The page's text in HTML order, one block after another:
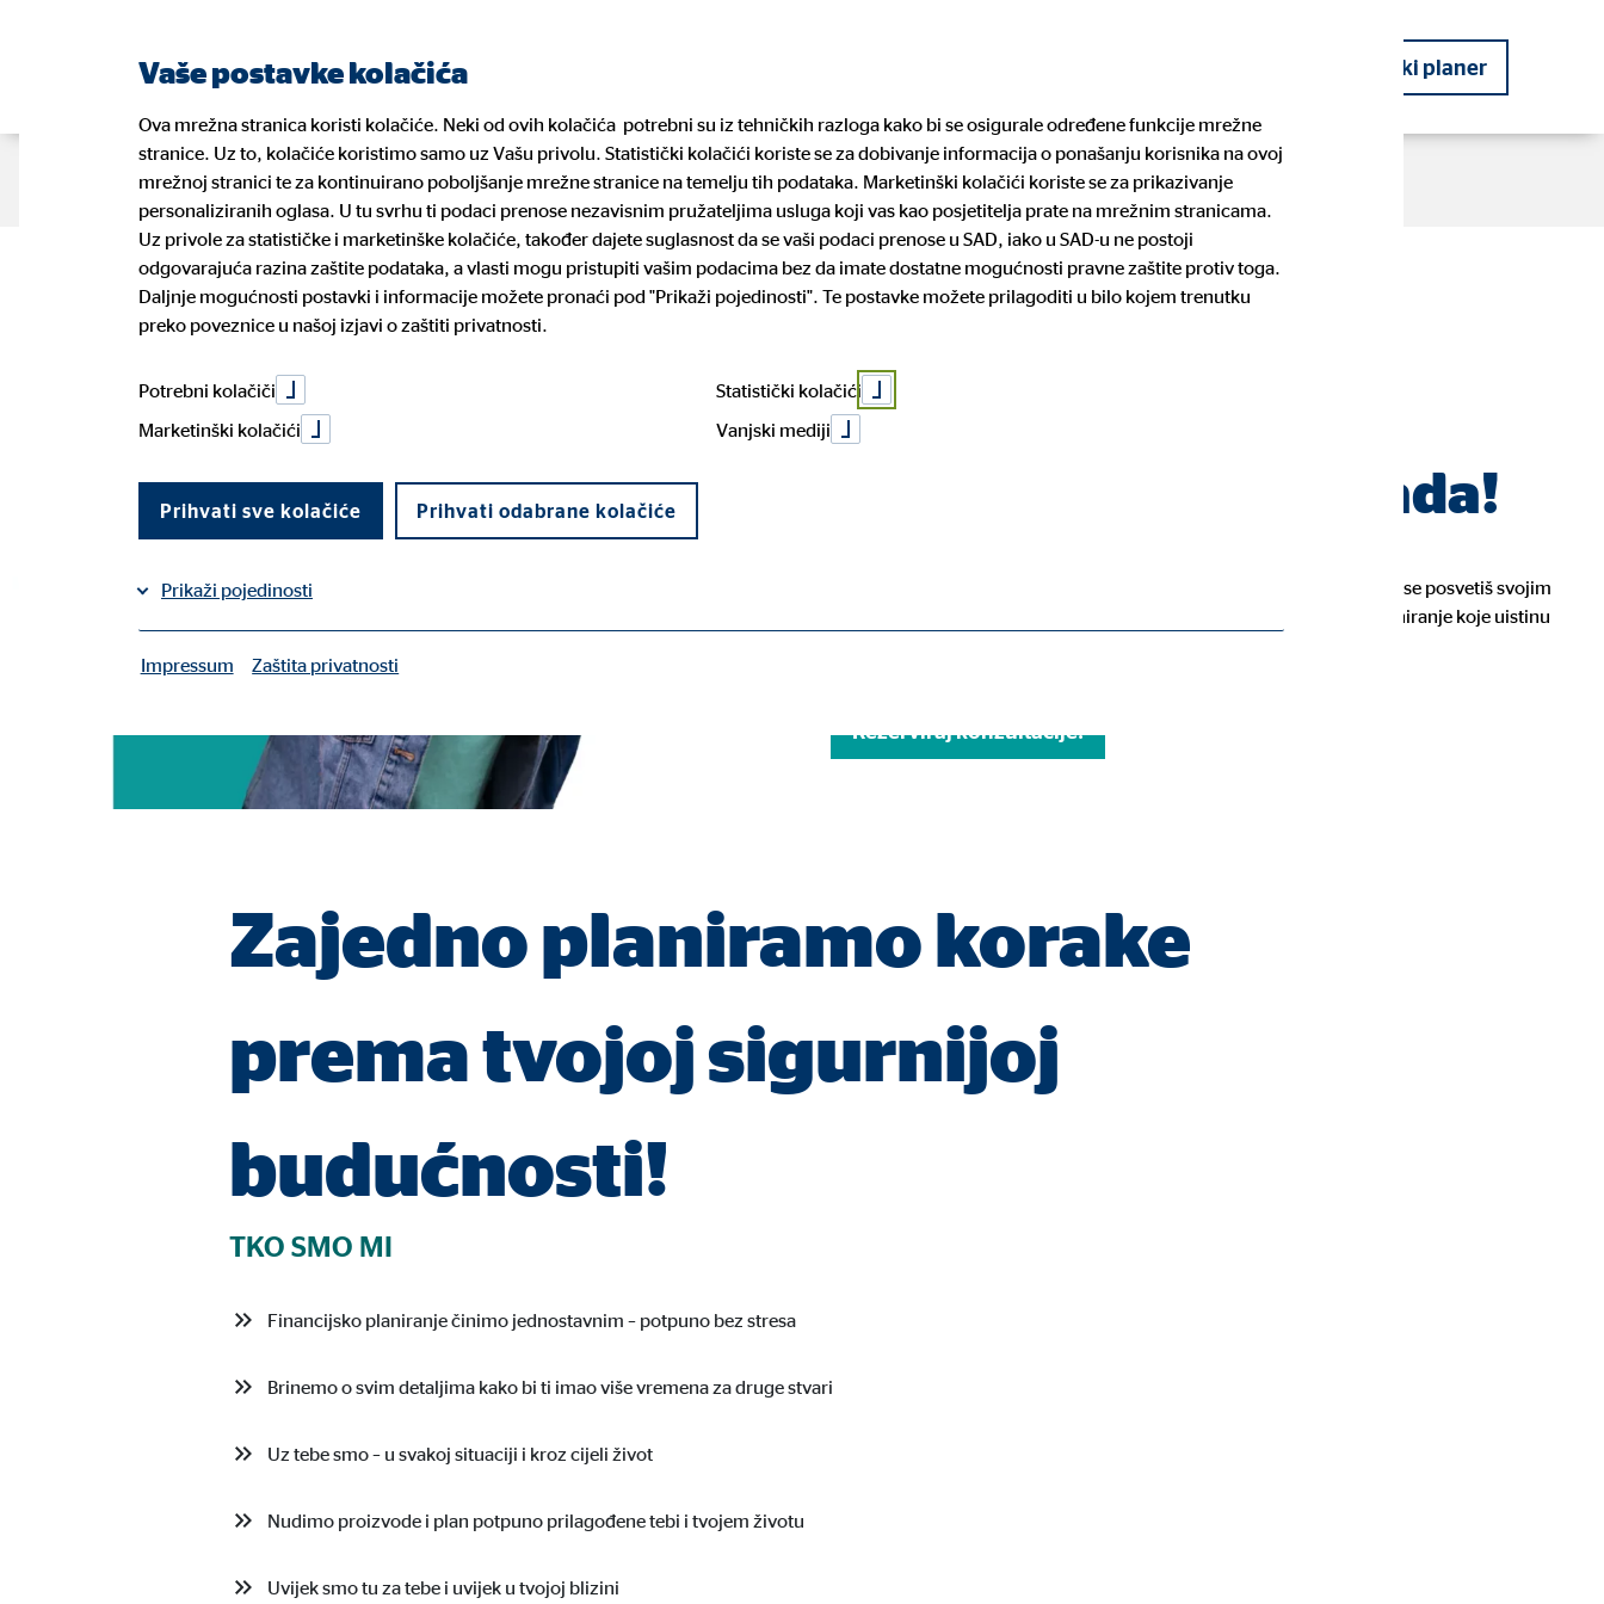
Postanite financijski planer
O nama
Naši financijski planeri Naši partneri Povijest tvrtke OVB Priče
Naše usluge
Vaše zdravlje Vaše osiguranje Dom i mobilnost Planiranje budućnosti
Dogovorite konzultacije
Blog Karijera
Prednosti posla financijskog
planera
Prilika za posao Prilika za napredovanje
Pronađite kontakt osobu i prijavite
se
Mediji Pravne informacije
GDPR
Informacije o sustavu zaštite
ulagatelja
Prijava nepravilnosti Stambeno potrošačko kreditiranje
Razmisli o svojoj
budućnosti. Tvoja
budućnost počinje sada!
Zašto čekati kada je riječ o tvojoj budućnosti? Sada je pravo vrijeme da se posvetiš svojim
ciljevima, snovima i planovima. Uz nas možeš pronaći financijsko planiranje koje uistinu
Rezerviraj konzultacije!
Zajedno planiramo korake
prema tvojoj sigurnijoj
budućnosti!
TKO SMO MI
Financijsko planiranje činimo jednostavnim – potpuno bez stresa
Brinemo o svim detaljima kako bi ti imao više vremena za druge stvari
Uz tebe smo – u svakoj situaciji i kroz cijeli život
Nudimo proizvode i plan potpuno prilagođene tebi i tvojem životu
Uvijek smo tu za tebe i uvijek u tvojoj blizini
Vaše postavke kolačića
Ova mrežna stranica koristi kolačiće. Neki od ovih kolačića potrebni su iz tehničkih razloga kako bi se osigurale određene funkcije mrežne
stranice. Uz to, kolačiće koristimo samo uz Vašu privolu. Statistički kolačići koriste se za dobivanje informacija o ponašanju korisnika na ovoj
mrežnoj stranici te za kontinuirano poboljšanje mrežne stranice na temelju tih podataka. Marketinški kolačići koriste se za prikazivanje
personaliziranih oglasa. U tu svrhu ti podaci prenose nezavisnim pružateljima usluga koji vas kao posjetitelja prate na mrežnim stranicama.
Uz privole za statističke i marketinške kolačiće, također dajete suglasnost da se vaši podaci prenose u SAD, iako u SAD-u ne postoji
odgovarajuća razina zaštite podataka, a vlasti mogu pristupiti vašim podacima bez da imate dostatne mogućnosti pravne zaštite protiv toga.
Daljnje mogućnosti postavki i informacije možete pronaći pod "Prikaži pojedinosti". Te postavke možete prilagoditi u bilo kojem trenutku
preko poveznice u našoj izjavi o zaštiti privatnosti.
Potrebni kolačiči
Statistički kolačići
Marketinški kolačići
Vanjski mediji
Prihvati sve kolačiće Prihvati odabrane kolačiće
Prikaži pojedinosti
Korisničke postavke
Spremanje korisničkih postavki
Kolačić suglasnosti
Ponuđač:
Upravljanje postavkama suglasnosti
Trajanje kolačića:
Statistički kolačići
Google Analytics
Prikupljanje statistika o korištenju mrežne stranice
Impressum Zaštita privatnosti